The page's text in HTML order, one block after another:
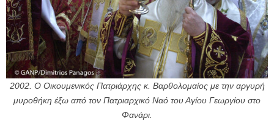
2002. Ο Οικουμενικός Πατριάρχης κ. Βαρθολομαίος με την αργυρή
μυροθήκη έξω από τον Πατριαρχικό Ναό του Αγίου Γεωργίου στο
Φανάρι.